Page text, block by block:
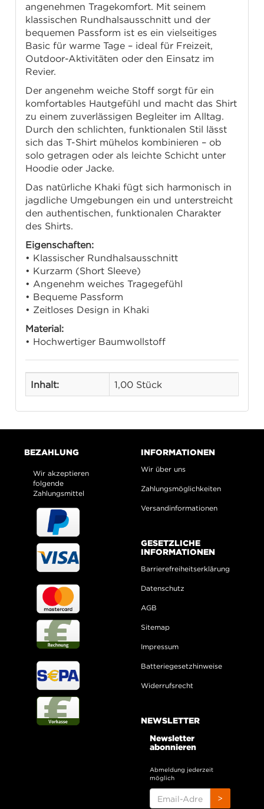
angenehmen Tragekomfort. Mit seinem
klassischen Rundhalsausschnitt und der
bequemen Passform ist es ein vielseitiges
Basic für warme Tage – ideal für Freizeit,
Outdoor-Aktivitäten oder den Einsatz im
Revier.
Der angenehm weiche Stoff sorgt für ein
komfortables Hautgefühl und macht das Shirt
zu einem zuverlässigen Begleiter im Alltag.
Durch den schlichten, funktionalen Stil lässt
sich das T-Shirt mühelos kombinieren – ob
solo getragen oder als leichte Schicht unter
Hoodie oder Jacke.
Das natürliche Khaki fügt sich harmonisch in
jagdliche Umgebungen ein und unterstreicht
den authentischen, funktionalen Charakter
des Shirts.
Eigenschaften:
• Klassischer Rundhalsausschnitt
• Kurzarm (Short Sleeve)
• Angenehm weiches Tragegefühl
• Bequeme Passform
• Zeitloses Design in Khaki
Material:
• Hochwertiger Baumwollstoff
Inhalt: 1,00 Stück
BEZAHLUNG
Wir akzeptieren
folgende
Zahlungsmittel
INFORMATIONEN
Wir über uns
Zahlungsmöglichkeiten
Versandinformationen
GESETZLICHE
INFORMATIONEN
Barrierefreiheitserklärung
Datenschutz
AGB
Sitemap
Impressum
Batteriegesetzhinweise
Widerrufsrecht
NEWSLETTER
Newsletter
abonnieren
Abmeldung jederzeit
möglich
ADRESSE
>